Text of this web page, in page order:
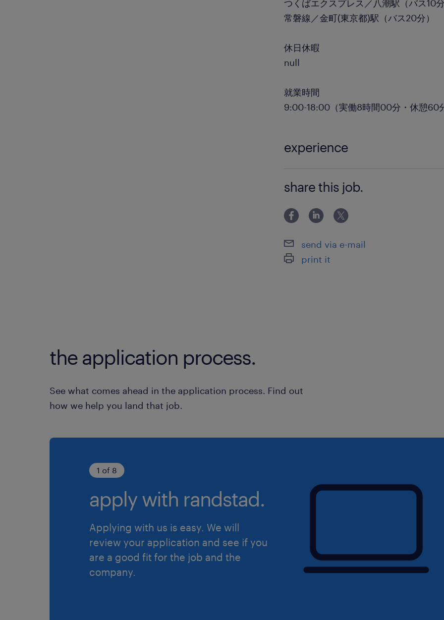
つくばエクスプレス／八潮駅（バス10分
常磐線／金町(東京都)駅（バス20分）
休日休暇
null
就業時間
9:00-18:00（実働8時間00分・休憩60
experience
車通勤可能(現地乗入れ不可)：現場から
インパーキングをご利用ください。(領
有) ■公共機関：八潮駅から
share this job.
send via e-mail
print it
the application process.
See what comes ahead in the application process. Find out
how we help you land that job.
1 of 8
apply with randstad.
Applying with us is easy. We will
review your application and see if you
are a good fit for the job and the
company.